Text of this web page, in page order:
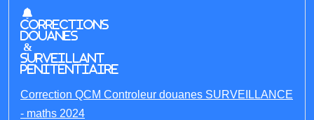
Corrections
Douanes
&
Surveillant
penitentiaire
Correction QCM Controleur douanes SURVEILLANCE
- maths 2024